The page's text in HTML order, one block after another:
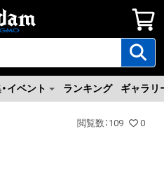
イベント ランキング ギャラリ
閲覧数 ： 109 0